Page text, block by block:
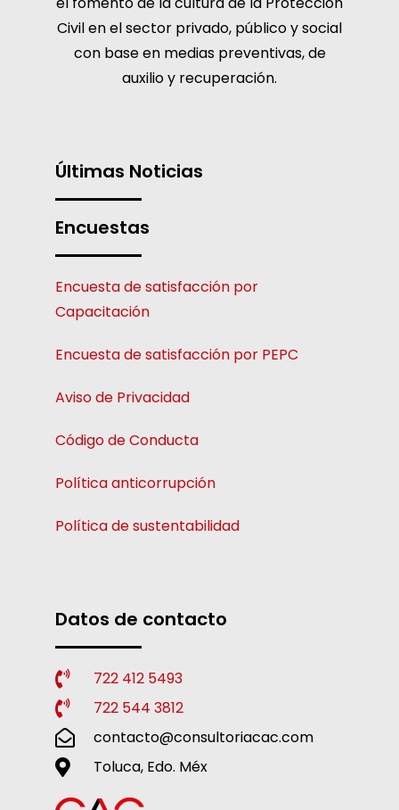
Civil en el sector privado, público y social
con base en medias preventivas, de
auxilio y recuperación.
Últimas Noticias
Encuestas
Encuesta de satisfacción por
Capacitación
Encuesta de satisfacción por PEPC
Aviso de Privacidad
Código de Conducta
Política anticorrupción
Política de sustentabilidad
Datos de contacto
722 412 5493
722 544 3812
contacto@consultoriacac.com
Toluca, Edo. Méx